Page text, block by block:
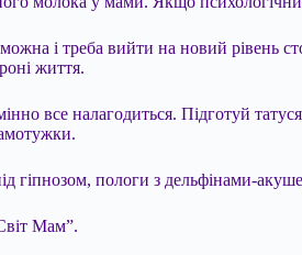
і треба вийти на новий рівень
життя.
все налагодиться. Підготуй
гіпнозом, пологи з дельфінами-
Мам”.